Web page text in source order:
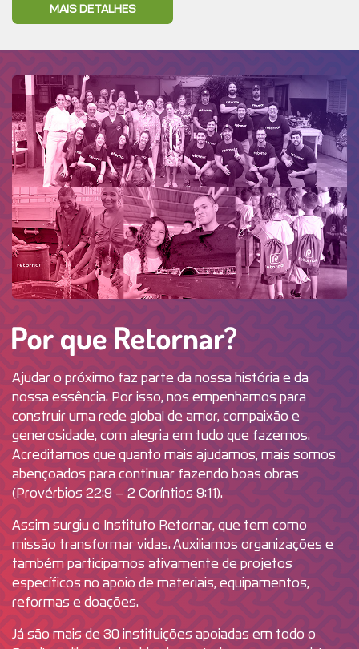
MAIS DETALHES
Por que
Ajudar o próximo faz parte da nossa história e da
nossa essência. Por isso, nos empenhamos para
construir uma rede global de amor, compaixão e
generosidade, com alegria em tudo que fazemos.
Acreditamos que quanto mais ajudamos, mais somos
abençoados para continuar fazendo boas obras
(Provérbios 22:9 – 2 Coríntios 9:11).
Assim surgiu o Instituto Retornar, que tem como
missão transformar vidas. Auxiliamos organizações e
também participamos ativamente de projetos
específicos no apoio de materiais, equipamentos,
reformas e doações.
Já são mais de 30 instituições apoiadas em todo o